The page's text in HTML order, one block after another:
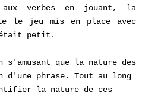
aux verbes en jouant, la
le jeu mis en place avec
petit.
s'amusant que la nature des
d'une phrase. Tout au long
la nature de ces